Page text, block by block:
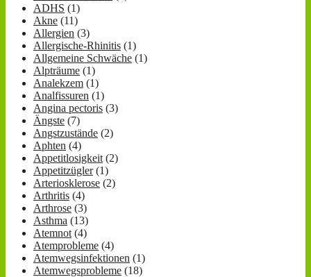
ADHS (1)
Akne (11)
Allergien (3)
Allergische-Rhinitis (1)
Allgemeine Schwäche (1)
Alpträume (1)
Analekzem (1)
Analfissuren (1)
Angina pectoris (3)
Ängste (7)
Angstzustände (2)
Aphten (4)
Appetitlosigkeit (2)
Appetitzügler(1)
Arteriosklerose (2)
Arthritis (4)
Arthrose (3)
Asthma (13)
Atemnot (4)
Atemprobleme (4)
Atemwegsinfektionen (1)
Atemwegsprobleme (18)